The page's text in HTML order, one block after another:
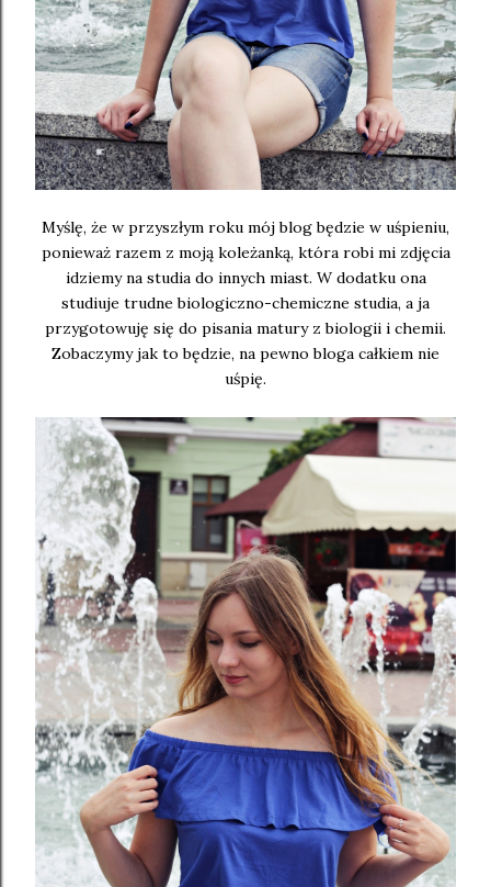
Myślę, że w przyszłym roku mój blog będzie w uśpieniu,
ponieważ razem z moją koleżanką, która robi mi zdjęcia
idziemy na studia do innych miast. W dodatku ona
studiuje trudne biologiczno-chemiczne studia, a ja
przygotowuję się do pisania matury z biologii i chemii.
Zobaczymy jak to będzie, na pewno bloga całkiem nie
uśpię.